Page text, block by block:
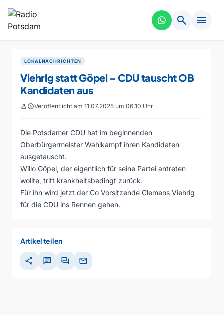
search menu
LOKALNACHRICHTEN
Viehrig statt Göpel – CDU tauscht OB
Kandidaten aus
personscheduleVeröffentlicht am 11.07.2025 um 06:10 Uhr
Die Potsdamer CDU hat im beginnenden
Oberbürgermeister Wahlkampf ihren Kandidaten
ausgetauscht.
Willo Göpel, der eigentlich für seine Partei antreten
wollte, tritt krankheitsbedingt zurück.
Für ihn wird jetzt der Co Vorsitzende Clemens Viehrig
für die CDU ins Rennen gehen.
Artikel teilen
share chat forum mail